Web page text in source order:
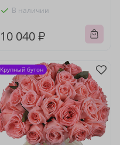
В наличии
10 040 ₽
Крупный бутон